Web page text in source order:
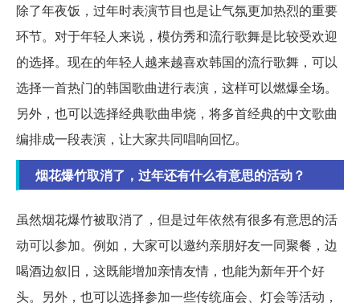
除了年夜饭，过年时表演节目也是让气氛更加热烈的重要
环节。对于年轻人来说，模仿秀和流行歌舞是比较受欢迎
的选择。现在的年轻人越来越喜欢韩国的流行歌舞，可以
选择一首热门的韩国歌曲进行表演，这样可以燃爆全场。
另外，也可以选择经典歌曲串烧，将多首经典的中文歌曲
编排成一段表演，让大家共同唱响回忆。
烟花爆竹取消了，过年还有什么有意思的活动？
虽然烟花爆竹被取消了，但是过年依然有很多有意思的活
动可以参加。例如，大家可以邀约亲朋好友一同聚餐，边
喝酒边叙旧，这既能增加亲情友情，也能为新年开个好
头。另外，也可以选择参加一些传统庙会、灯会等活动，